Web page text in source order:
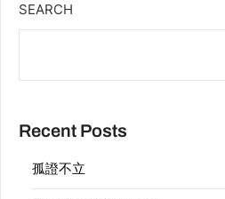
SEARCH
Recent Posts
孤證不立